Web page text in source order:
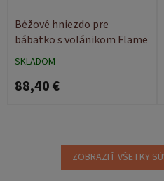
Béžové hniezdo pre
bábätko s volánikom Flame
SKLADOM
88,40 €
ZOBRAZIŤ VŠETKY